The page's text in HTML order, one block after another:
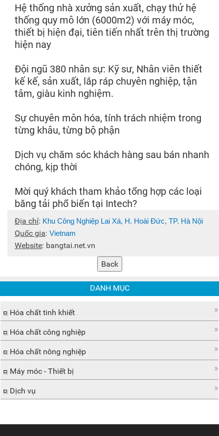
Hệ thống nhà xưởng sản xuất, chạy thử hệ
thống quy mô lớn (6000m2) với máy móc,
thiết bị hiện đại, tiên tiến nhất trên thị trường
hiện nay
Đội ngũ 380 nhân sự: Kỹ sư, Nhân viên thiết
kế kế, sản xuất, lắp ráp chuyên nghiệp, tận
tâm, giàu kinh nghiệm.
Sự chuyên môn hóa, tính trách nhiệm trong
từng khâu, từng bộ phận
Dịch vụ chăm sóc khách hàng sau bán nhanh
chóng, kịp thời
Mời quý khách tham khảo tổng hợp các loại
băng tải phổ biến tại Intech?
Địa chỉ: Khu Công Nghiệp Lai Xá, H. Hoài Đức, TP. Hà Nội
Quốc gia: Vietnam
Website: bangtai.net.vn
DANH MỤC
Hóa chất tinh khiết
Hóa chất công nghiệp
Hóa chất nông nghiệp
Máy móc - Thiết bị
Dịch vụ